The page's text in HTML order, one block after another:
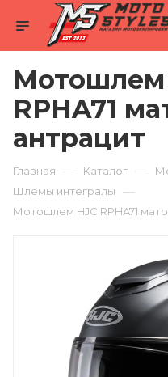
Мотошлем
RPHA71
антрацит
Главная — Каталог —
Шлемы интегралы —
Мотошлем HJC RPHA71